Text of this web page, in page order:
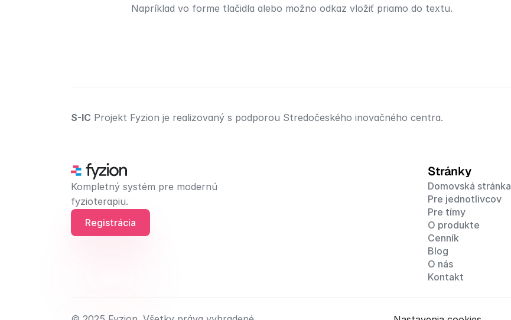
Napríklad vo forme tlačidla alebo možno odkaz vložiť priamo do textu.
S-IC Projekt Fyzion je realizovaný s podporou Stredočeského inovačného centra.
Kompletný systém pre modernú
fyzioterapiu.
Registrácia
Stránky
Domovská stránka
Pre jednotlivcov
Pre tímy
O produkte
Cenník
Blog
O nás
Kontakt